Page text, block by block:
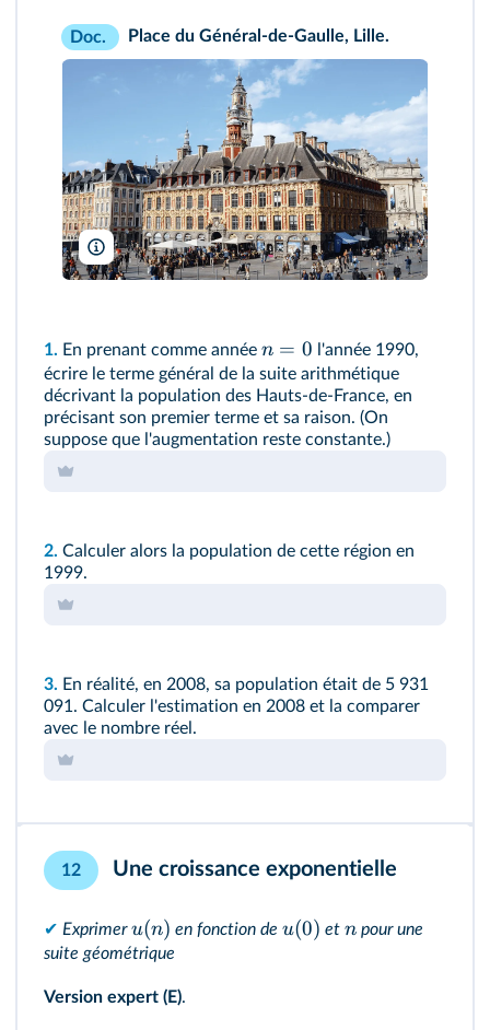
Doc. Place du Général-de-Gaulle, Lille.
Juriaan Wossink/Shutterstock
1. En prenant comme année n = 0 l'année 1990,
écrire le terme général de la suite arithmétique
décrivant la population des Hauts-de-France, en
précisant son premier terme et sa raison. (On
suppose que l'augmentation reste constante.)
2. Calculer alors la population de cette région en
1999.
3. En réalité, en 2008, sa population était de 5 931
091. Calculer l'estimation en 2008 et la comparer
avec le nombre réel.
12 Une croissance exponentielle
✔ Exprimeru(n) en fonction de u(0) et n pour une
suite géométrique
Version expert (E).